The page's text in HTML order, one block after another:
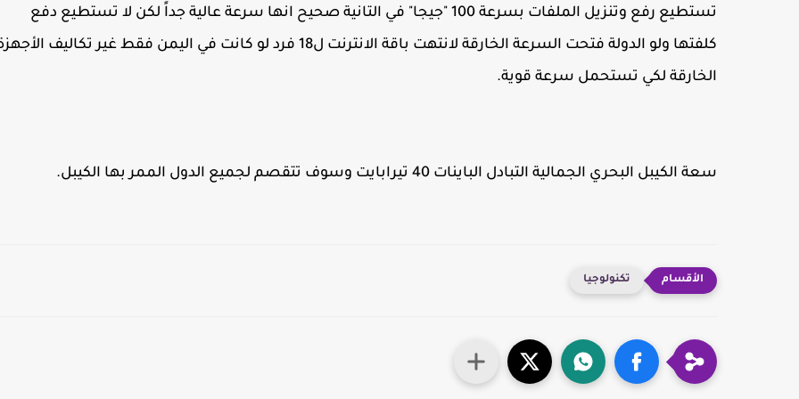
تستطيع رفع وتنزيل الملفات بسرعة 100 "جيجا" في التانية صحيح انها سرعة عالية جداً لكن لا تستطيع دفع
كلفتها ولو الدولة فتحت السرعة الخارقة لانتهت باقة الانترنت ل18 فرد لو كانت في اليمن فقط غير تكاليف
الخارقة لكي تستحمل سرعة قوية.
سعة الكيبل البحري الجمالية التبادل الباينات 40 تيرابايت وسوف تتقصم لجميع الدول الممر بها الكيبل.
تكنولوجيا